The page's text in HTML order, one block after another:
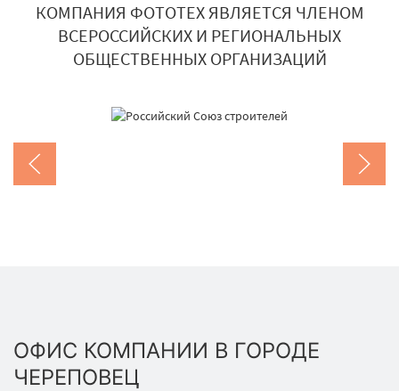
КОМПАНИЯ ФОТОТЕХ ЯВЛЯЕТСЯ ЧЛЕНОМ
ВСЕРОССИЙСКИХ И РЕГИОНАЛЬНЫХ
ОБЩЕСТВЕННЫХ ОРГАНИЗАЦИЙ
ОФИС КОМПАНИИ В ГОРОДЕ
ЧЕРЕПОВЕЦ